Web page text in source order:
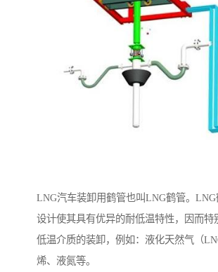
LNG汽车装卸用鹤管也叫LNG鹤管。
设计使其具有优异的耐低温特性，因而特
低温介质的装卸，例如：液化天然气（
烯、液氮等。